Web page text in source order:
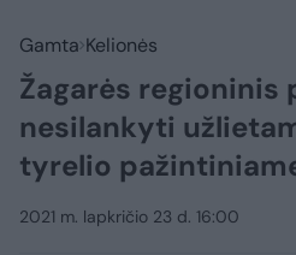
Gamta Kelionės
Žagarės regioninis
nesilankyti
tyrelio
2021 m. lapkričio 23 d. 16:00